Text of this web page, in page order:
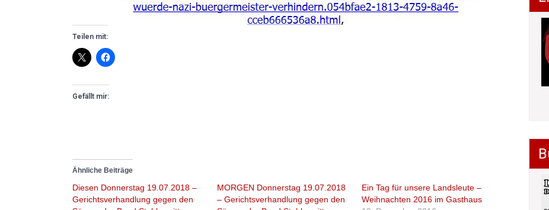
Teilen mit:
Gefällt mir:
Ähnliche Beiträge
Diesen Donnerstag 19.07.2018 –
Gerichtsverhandlung gegen den
MORGEN Donnerstag 19.07.2018
– Gerichtsverhandlung gegen den
Ein Tag für unsere Landsleute –
Weihnachten 2016 im Gasthaus